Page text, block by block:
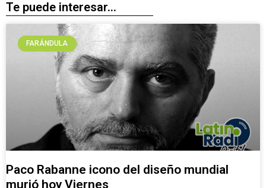
Te puede interesar...
FARÁNDULA
Paco Rabanne icono del diseño mundial
murió hoy Viernes